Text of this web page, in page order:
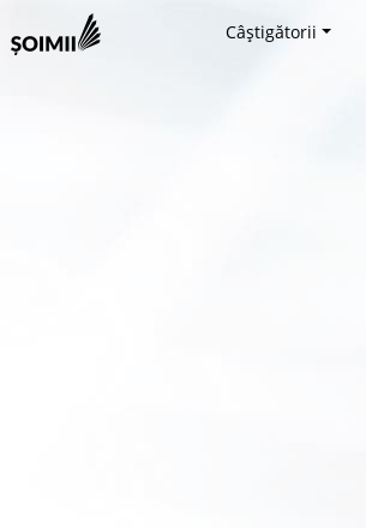
Câștigătorii